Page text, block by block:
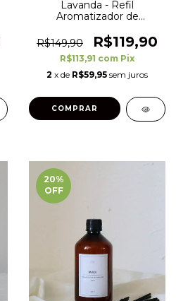
Lavanda - Refil
Aromatizador de
R$149,90
R$119,90
R$113,91 com Pix
2 x de R$59,95 sem juros
20%
OFF